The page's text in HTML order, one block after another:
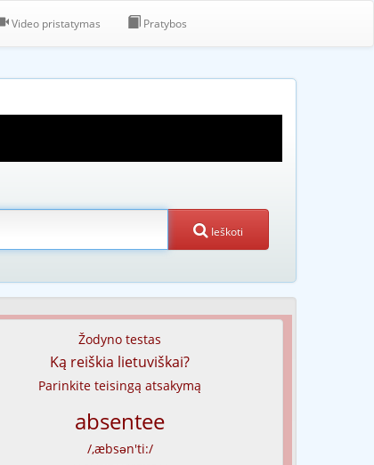
Video pristatymas Pratybos
Ieškoti
Žodyno testas
Ką reiškia lietuviškai?
Parinkite teisingą atsakymą
absentee
/,æbsən'ti:/